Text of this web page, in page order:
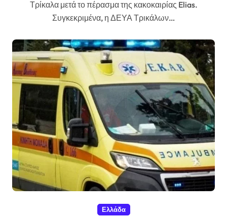
Τρίκαλα μετά το πέρασμα της κακοκαιρίας Elias.
Συγκεκριμένα, η ΔΕΥΑ Τρικάλων…
Ελλάδα